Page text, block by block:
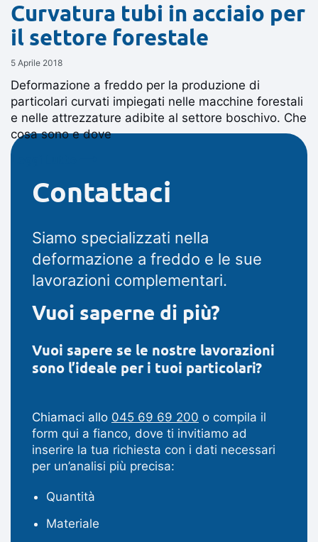
Curvatura tubi in acciaio per
il settore forestale
5 Aprile 2018
Deformazione a freddo per la produzione di
particolari curvati impiegati nelle macchine forestali
e nelle attrezzature adibite al settore boschivo. Che
cosa sono e dove
Contattaci
Siamo specializzati nella
deformazione a freddo e le sue
lavorazioni complementari.
Vuoi saperne di più?
Vuoi sapere se le nostre lavorazioni
sono l’ideale per i tuoi particolari?
Chiamaci allo 045 69 69 200 o compila il
form qui a fianco, dove ti invitiamo ad
inserire la tua richiesta con i dati necessari
per un’analisi più precisa:
Quantità
Materiale